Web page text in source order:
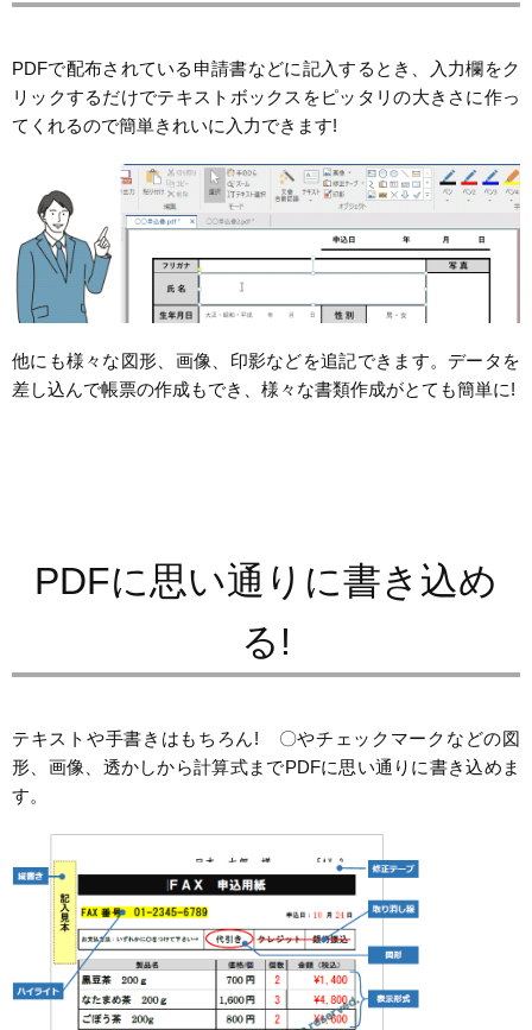
PDFで配布されている申請書などに記入するとき、入力欄をク
リックするだけでテキストボックスをピッタリの大きさに作っ
てくれるので簡単きれいに入力できます!
他にも様々な図形、画像、印影などを追記できます。データを
差し込んで帳票の作成もでき、様々な書類作成がとても簡単に!
PDFに思い通りに書き込め
る!
テキストや手書きはもちろん! 〇やチェックマークなどの図
形、画像、透かしから計算式までPDFに思い通りに書き込めま
す。